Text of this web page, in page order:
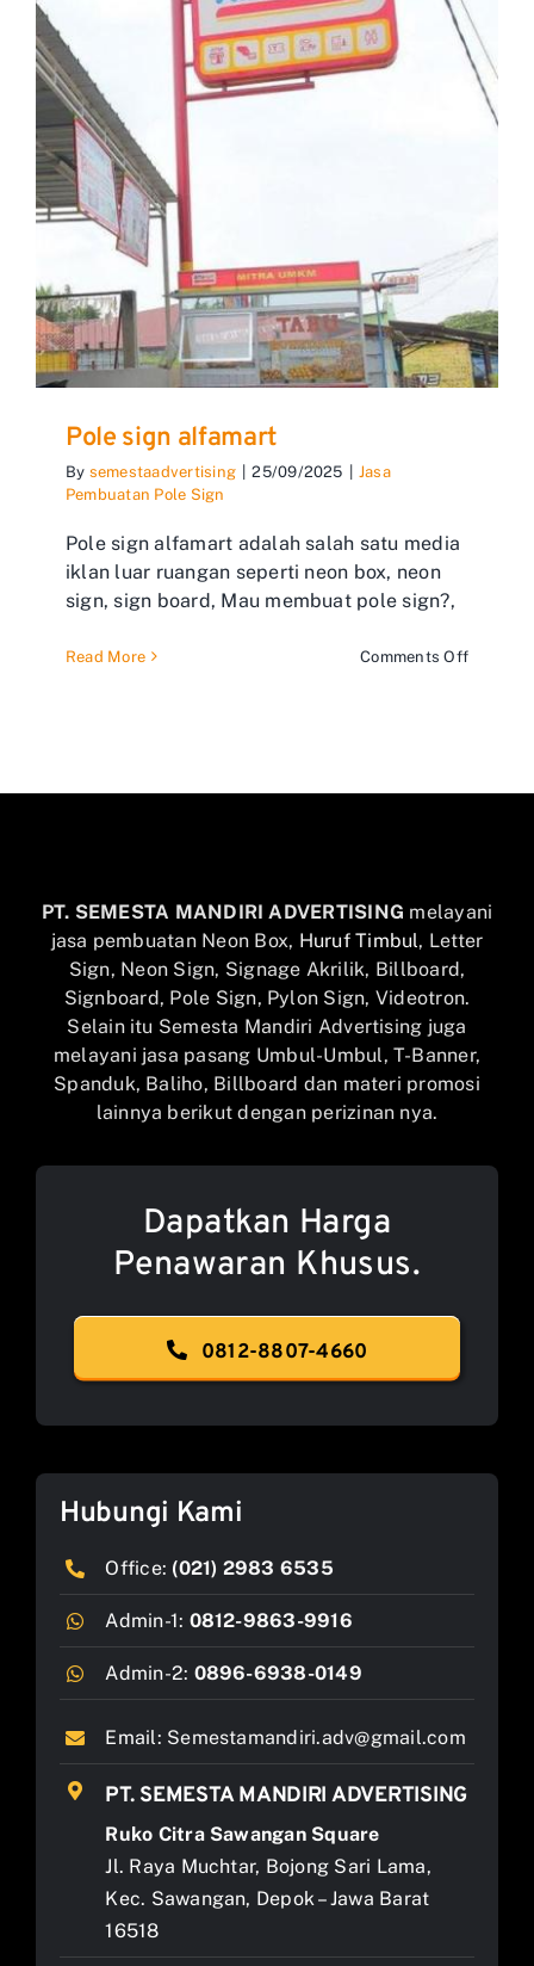
Pole sign alfamart
By semestaadvertising 25/09/2025
Jasa
Pembuatan Pole Sign
Pole sign alfamart adalah salah satu media
iklan luar ruangan seperti neon box, neon
sign, sign board, Mau membuat pole sign?,
Read More Comments Offon
PT. SEMESTA MANDIRI ADVERTISING melayani
jasa pembuatan Neon Box, Huruf Timbul, Letter
Sign, Neon Sign, Signage Akrilik, Billboard,
Signboard, Pole Sign, Pylon Sign, Videotron.
Selain itu Semesta Mandiri Advertising juga
melayani jasa pasang Umbul-Umbul, T-Banner,
Spanduk, Baliho, Billboard dan materi promosi
lainnya berikut dengan perizinan nya.
Dapatkan Harga
Penawaran Khusus.
0812-8807-4660
Hubungi Kami
Office: (021) 2983 6535
Admin-1: 0812-9863-9916
Admin-2: 0896-6938-0149
Email: Semestamandiri.adv@gmail.com
PT. SEMESTA MANDIRI ADVERTISING
Ruko Citra Sawangan Square
Jl. Raya Muchtar, Bojong Sari Lama,
Kec. Sawangan, Depok – Jawa Barat
16518